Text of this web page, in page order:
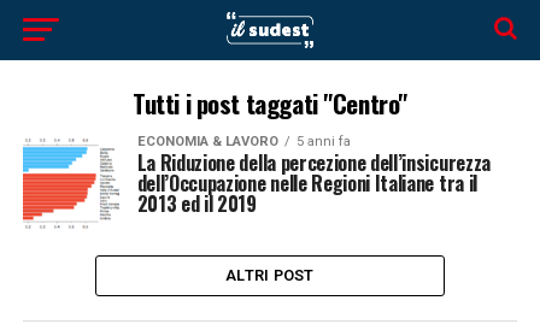
Tutti i post taggati "Centro"
ECONOMIA & LAVORO 5 anni fa
La Riduzione della percezione dell’insicurezza
dell’Occupazione nelle Regioni Italiane tra il
2013 ed il 2019
ALTRI POST